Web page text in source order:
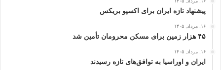
پیشنهاد تازه ایران برای اکسپو بریکس
۱۶, مرداد, ۱۴۰۵
۴۵ هزار زمین برای مسکن محرومان تأمین شد
۱۶, مرداد, ۱۴۰۵
ایران و اوراسیا به توافق‌های تازه رسیدند